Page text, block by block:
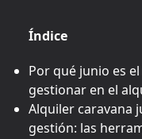
Índice
Por qué junio es
gestionar en el
Alquiler caravana
gestión: las